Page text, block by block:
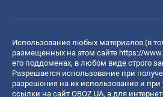
Использование любых материалов (в
размещенных на этом сайте https://
его поддоменах, в любом виде строго
Разрешается использование при
разрешения на их использование и при
ссылки на сайт OBOZ.UA, а для